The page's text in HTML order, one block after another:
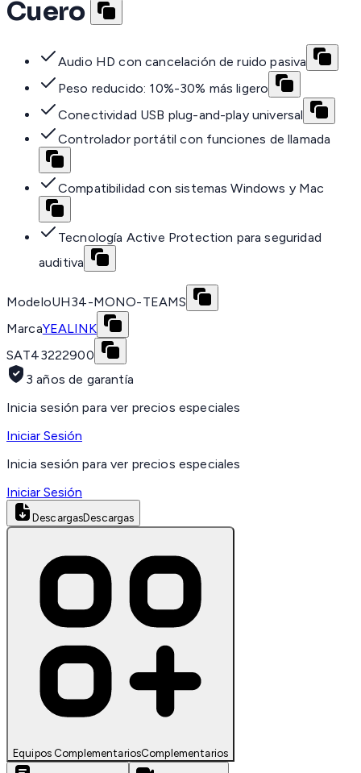
Cuero
Audio HD con cancelación de ruido pasiva
Peso reducido: 10%-30% más ligero
Conectividad USB plug-and-play universal
Controlador portátil con funciones de llamada
Compatibilidad con sistemas Windows y Mac
Tecnología Active Protection para seguridad
auditiva
ModeloUH34-MONO-TEAMS
MarcaYEALINK
SAT43222900
3 años de garantía
Inicia sesión para ver precios especiales
Iniciar Sesión
Inicia sesión para ver precios especiales
Iniciar Sesión
DescargasDescargas
Equipos ComplementariosComplementarios